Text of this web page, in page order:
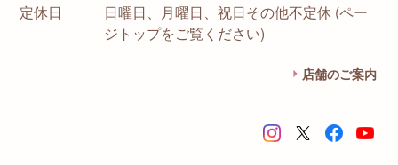
定休日
日曜日、月曜日、祝日その他不定休 (ペー
ジトップをご覧ください)
店舗のご案内